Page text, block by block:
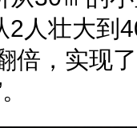
2人壮大到
倍，实现